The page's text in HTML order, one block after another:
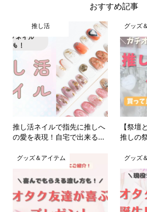
おすすめ記事
推し活
推し活ネイルで指先に推しへ
の愛を表現！自宅で出来る...
グッズ
【祭壇
推しの
グッズ＆アイテム グッズ